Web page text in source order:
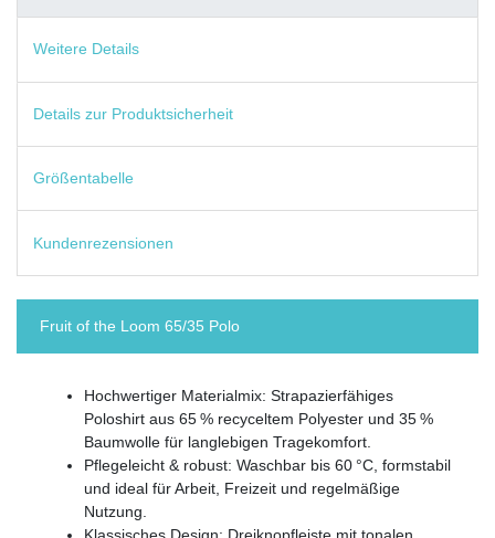
Weitere Details
Details zur Produktsicherheit
Größentabelle
Kundenrezensionen
Fruit of the Loom 65/35 Polo
Hochwertiger Materialmix: Strapazierfähiges
Poloshirt aus 65 % recyceltem Polyester und 35 %
Baumwolle für langlebigen Tragekomfort.
Pflegeleicht & robust: Waschbar bis 60 °C, formstabil
und ideal für Arbeit, Freizeit und regelmäßige
Nutzung.
Klassisches Design: Dreiknopfleiste mit tonalen